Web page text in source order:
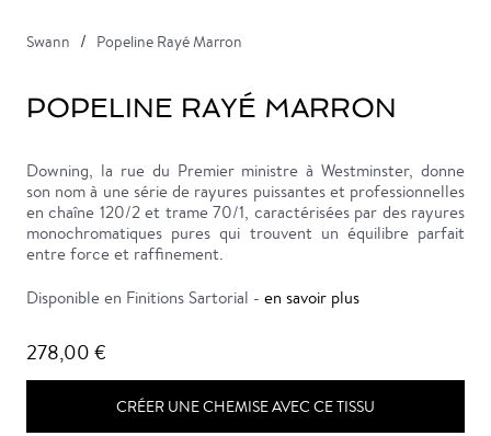
Swann Popeline Rayé Marron
POPELINE RAYÉ MARRON
Downing, la rue du Premier ministre à Westminster, donne
son nom à une série de rayures puissantes et professionnelles
en chaîne 120/2 et trame 70/1, caractérisées par des rayures
monochromatiques pures qui trouvent un équilibre parfait
entre force et raffinement.
Disponible en Finitions Sartorial - en savoir plus
278,00 €
CRÉER UNE CHEMISE AVEC CE TISSU